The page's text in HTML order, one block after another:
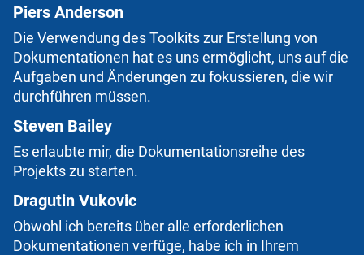
Piers Anderson
Die Verwendung des Toolkits zur Erstellung von
Dokumentationen hat es uns ermöglicht, uns auf die
Aufgaben und Änderungen zu fokussieren, die wir
durchführen müssen.
Steven Bailey
Es erlaubte mir, die Dokumentationsreihe des
Projekts zu starten.
Dragutin Vukovic
Obwohl ich bereits über alle erforderlichen
Dokumentationen verfüge, habe ich in Ihrem